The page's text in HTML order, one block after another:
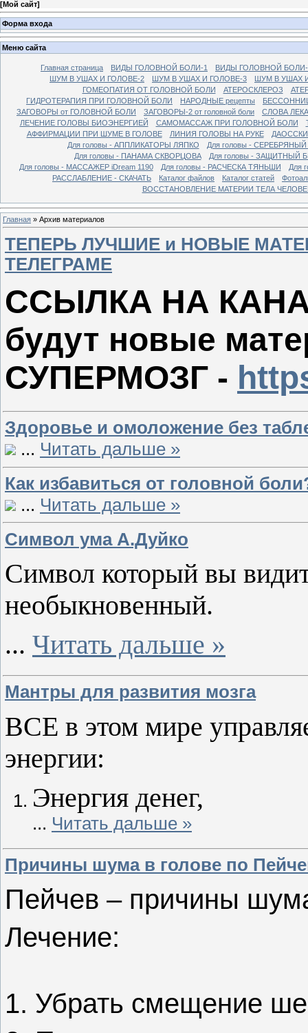
[Мой сайт]
Форма входа
Меню сайта
Главная страница ВИДЫ ГОЛОВНОЙ БОЛИ-1
ВИДЫ ГОЛОВНОЙ
ШУМ В УШАХ И ГОЛОВЕ-2
ШУМ В УШАХ И ГОЛОВЕ-3
ШУМ В УШАХ
ГОМЕОПАТИЯ ОТ ГОЛОВНОЙ БОЛИ
АТЕРОСКЛЕРОЗ
ГИДРОТЕРАПИЯ ПРИ ГОЛОВНОЙ БОЛИ
НАРОДНЫЕ рецепты
ЗАГОВОРЫ от ГОЛОВНОЙ БОЛИ
ЗАГОВОРЫ-2 от головной боли
СЛОВА
ЛЕЧЕНИЕ ГОЛОВЫ БИОЭНЕРГИЕЙ
САМОМАССАЖ ПРИ ГОЛОВНОЙ БОЛИ
АФФИРМАЦИИ ПРИ ШУМЕ В ГОЛОВЕ
ЛИНИЯ ГОЛОВЫ НА РУКЕ
Для головы - АППЛИКАТОРЫ ЛЯПКО
Для головы -
Для головы - ПАНАМА СКВОРЦОВА
Для головы - ЗАЩИТНЫЙ
Для головы - МАССАЖЕР iDream 1190
Для головы - РАСЧЕСКА ТЯНЬШИ
Для
РАССЛАБЛЕНИЕ - СКАЧАТЬ
Каталог файлов Каталог статей
ВОССТАНОВЛЕНИЕ МАТЕРИИ ТЕЛА
Главная » Архив материалов
ТЕПЕРЬ ЛУЧШИЕ и НОВЫЕ
ТЕЛЕГРАМЕ
ССЫЛКА НА
будут новые
СУПЕРМОЗГ -
Здоровье и омоложение без
... Читать дальше »
Как избавиться от головной
... Читать дальше »
Символ ума А.Дуйко
Символ который вы
необыкновенный.
... Читать дальше »
Мантры для развития мозга
ВСЕ в этом мире
энергии:
Энергия денег,
... Читать дальше »
Причины шума в голове по
Пейчев – причины
Лечение:
1. Убрать смещение